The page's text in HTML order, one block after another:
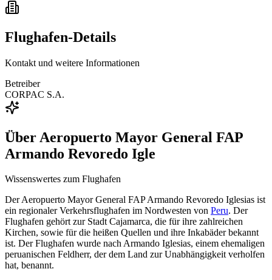
Flughafen-Details
Kontakt und weitere Informationen
Betreiber
CORPAC S.A.
Über Aeropuerto Mayor General FAP
Armando Revoredo Igle
Wissenswertes zum Flughafen
Der Aeropuerto Mayor General FAP Armando Revoredo Iglesias ist
ein regionaler Verkehrsflughafen im Nordwesten von Peru. Der
Flughafen gehört zur Stadt Cajamarca, die für ihre zahlreichen
Kirchen, sowie für die heißen Quellen und ihre Inkabäder bekannt
ist. Der Flughafen wurde nach Armando Iglesias, einem ehemaligen
peruanischen Feldherr, der dem Land zur Unabhängigkeit verholfen
hat, benannt.